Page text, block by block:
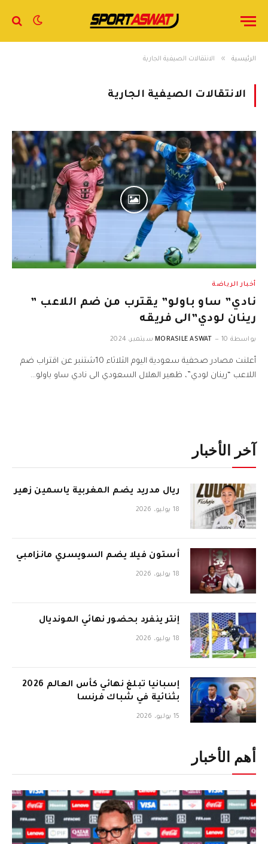
الرئيسية » الانتقالات الصيفية الجارية
الانتقالات الصيفية الجارية
أخبار الرياضة
نادي” ساو باولو” يقترب من ضم اللاعب ”
رينان لودي”الى فريقه
بواسطة MORASILE ASWAT 10 سبتمبر، 2024
أعلنت مصادر صحفية سعودية اليوم الثلاثاء 10شتنبر عن اقتراب ضم
اللاعب “رينان لودي”، ظهير الهلال السعودي الى نادي ساو باولو…
آخر الأخبار
ريال مدريد يضم المغربية ياسمين زهير
18 يوليو، 2026
أستون فيلا يضم السويسري مانزامبي
18 يوليو، 2026
إنتر ينفرد بحضور نهائي المونديال
18 يوليو، 2026
إسبانيا تبلغ نهائي كأس العالم 2026
بثنائية في شباك فرنسا
15 يوليو، 2026
أهم الأخبار